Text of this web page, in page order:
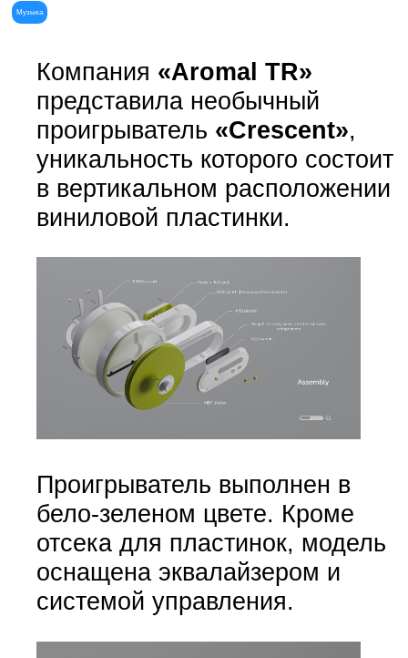
Музыка
Компания «Aromal TR»
представила необычный
проигрыватель «Crescent»,
уникальность которого состоит
в вертикальном расположении
виниловой пластинки.
Проигрыватель выполнен в
бело-зеленом цвете. Кроме
отсека для пластинок, модель
оснащена эквалайзером и
системой управления.